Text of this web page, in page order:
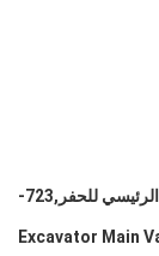
723-40-71200 الصمام الرئيسي للحفر,PC350-7 الصمام الرئيسي للحفر,723-